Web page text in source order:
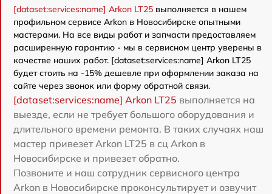
[dataset:services:name] Arkon LT25 выполняется в нашем
профильном сервисе Arkon в Новосибирске опытными
мастерами. На все виды работ и запчасти предоставляем
расширенную гарантию - мы в сервисном центр уверены в
качестве наших работ. [dataset:services:name] Arkon LT25
будет стоить на -15% дешевле при оформлении заказа на
сайте через звонок или форму обратной связи.
[dataset:services:name] Arkon LT25 выполняется на
выезде, если не требует большого оборудования и
длительного времени ремонта. В таких случаях наш
мастер привезет Arkon LT25 в сц Arkon в
Новосибирске и привезет обратно.
Позвоните и наш сотрудник сервисного центра
Arkon в Новосибирске проконсультирует и озвучит